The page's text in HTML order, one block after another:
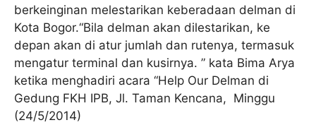
berkeinginan melestarikan keberadaan delman di
Kota Bogor.“Bila delman akan dilestarikan, ke
depan akan di atur jumlah dan rutenya, termasuk
mengatur terminal dan kusirnya. ” kata Bima Arya
ketika menghadiri acara “Help Our Delman di
Gedung FKH IPB, Jl. Taman Kencana, Minggu
(24/5/2014)